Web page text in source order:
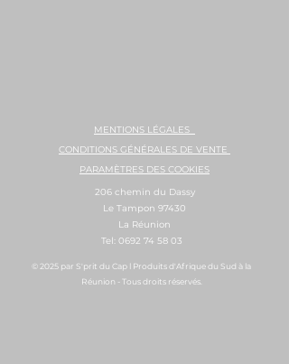
MENTIONS LÉGALES
CONDITIONS GÉNÉRALES DE VENTE
PARAMÈTRES DES COOKIES
206 chemin du Dassy
Le Tampon 97430
La Réunion
Tel: 0692 74 58 03
© 2025 par S'prit du Cap l Produits d'Afrique du Sud à la
Réunion - Tous droits réservés.